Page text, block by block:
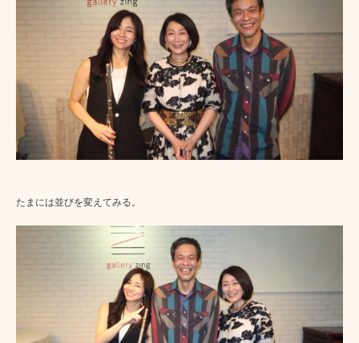
たまには並びを変えてみる。